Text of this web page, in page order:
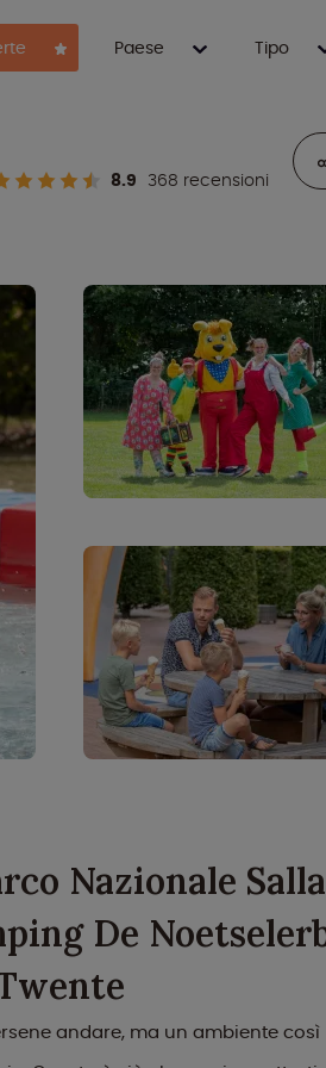
Paese Tipo
8.9 368 recensioni
Nazionale
De
andare, ma un ambiente così